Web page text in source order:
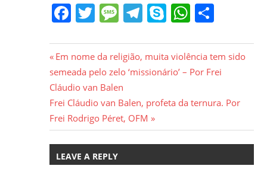
Facebook
Twitter
Message
Telegram
SkypeShare
Navegação
de
Post
Previous
Post:
Em nome da religião, muita violência tem sido
semeada pelo zelo ‘missionário’ – Por Frei
Cláudio van Balen
Next
Post:
Frei Cláudio van Balen, profeta da ternura. Por
Frei Rodrigo Péret, OFM
LEAVE A REPLY